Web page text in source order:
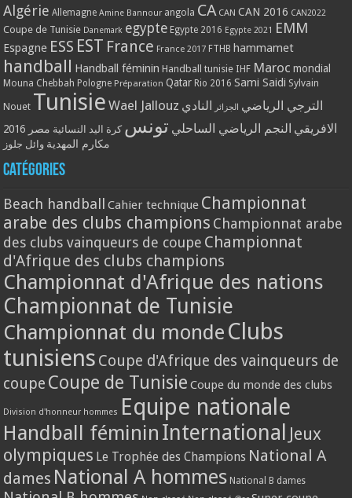
Algérie Allemagne Amine Bannour angola CA CAN CAN 2016 CAN2022
Coupe de Tunisie Danemark egypte Egypte 2016 Egypte 2021 EMM
Espagne ESS EST France France 2017 FTHB hammamet
handball Handball féminin Handball tunisie IHF Maroc mondial
Mouna Chebbah Pologne Préparation Qatar Rio 2016 Sami Saidi Sylvain
Nouet Tunisie Wael Jallouz الترجي الرياضي الجزائر
النادي
الافريقي النجم الرياضي الساحلي تونس كرة اليد النسائية مصر 2016
مكارم المهدية وائل جلوز
Catégories
Beach handball Cahier technique Championnat
arabe des clubs champions Championnat arabe
des clubs vainqueurs de coupe Championnat
d'Afrique des clubs champions
Championnat d'Afrique des nations
Championnat de Tunisie
Championnat du monde Clubs
tunisiens Coupe d'Afrique des vainqueurs de
coupe Coupe de Tunisie Coupe du monde des clubs
Division d'honneur hommes Equipe nationale
Handball féminin International Jeux
olympiques Le Trophée des Champions National A
dames National A hommes National B dames